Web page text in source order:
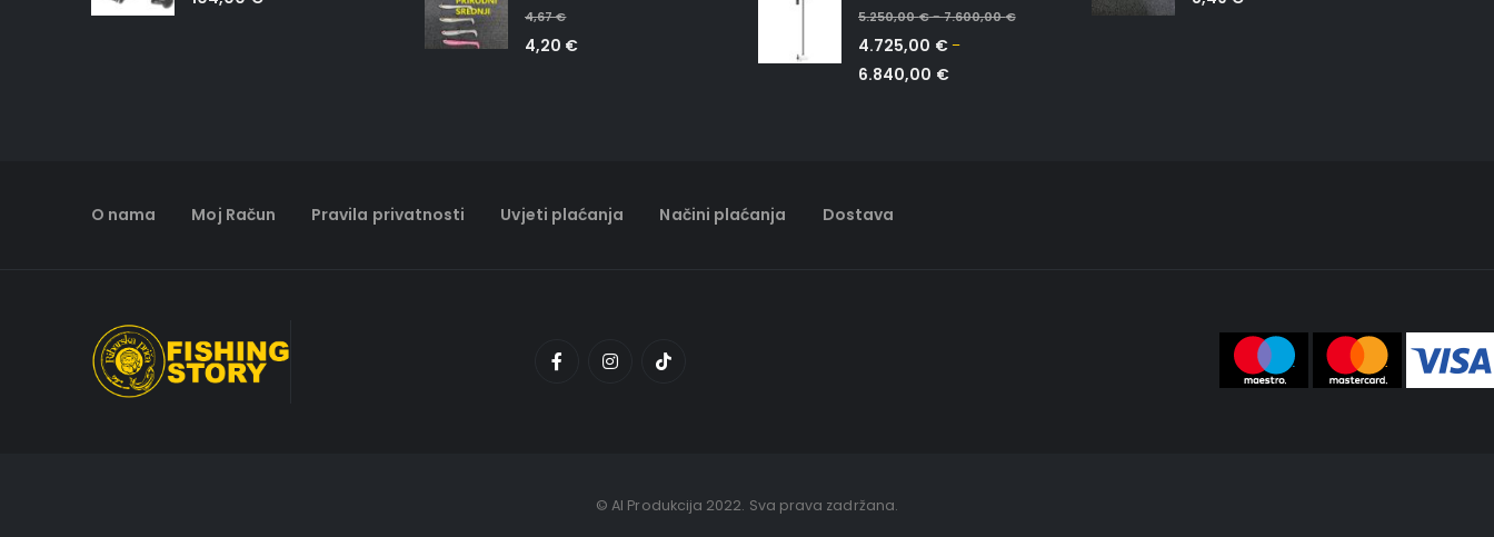
4,67€
4,20 €
5.250,00€–7.600,00€
4.725,00 €–
6.840,00 €
O nama Moj Račun Pravila privatnosti Uvjeti plaćanja Načini plaćanja Dostava
© AI Produkcija 2022. Sva prava zadržana.